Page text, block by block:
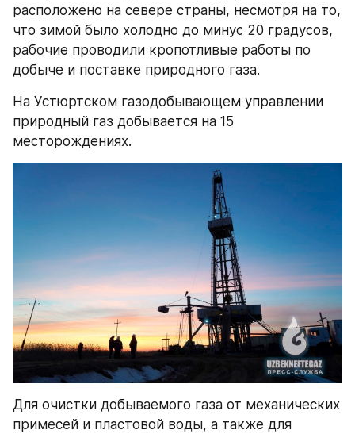
расположено на севере страны, несмотря на то,
что зимой было холодно до минус 20 градусов,
рабочие проводили кропотливые работы по
добыче и поставке природного газа.
На Устюртском газодобывающем управлении
природный газ добывается на 15
месторождениях.
Для очистки добываемого газа от механических
примесей и пластовой воды, а также для